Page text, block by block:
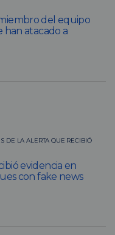
del equipo
han atacado a
DE LA ALERTA QUE RECIBIÓ
evidencia en
con fake news